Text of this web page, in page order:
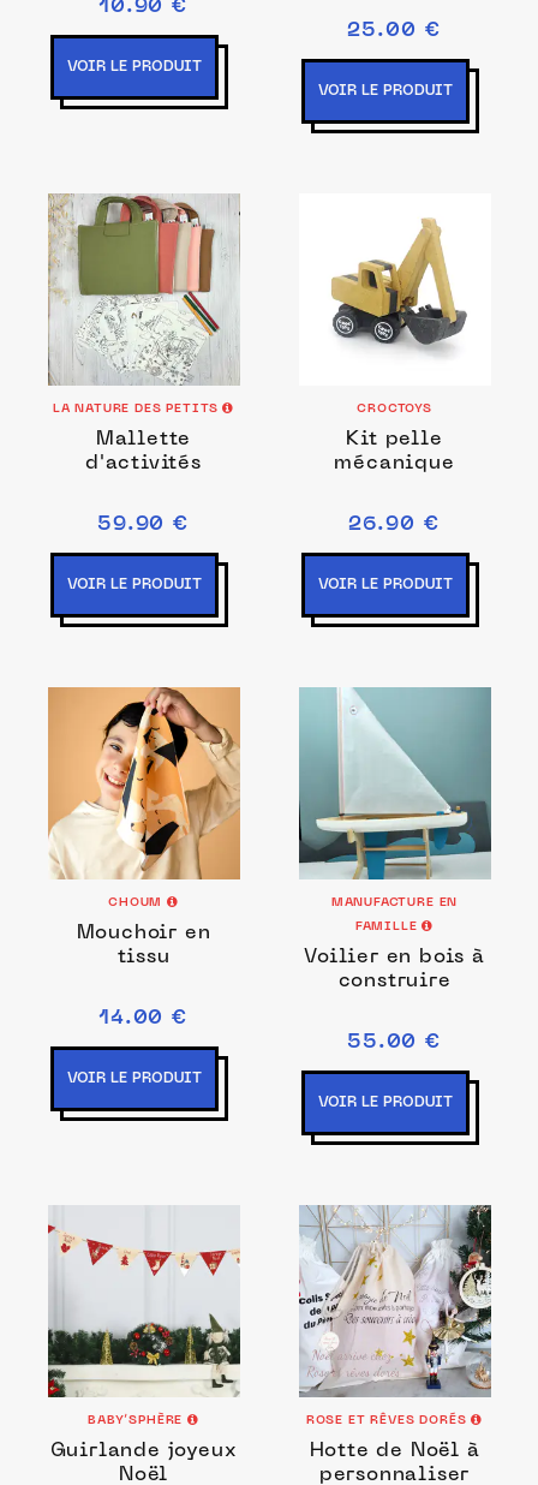
10.90 €
VOIR LE PRODUIT
25.00 €
VOIR LE PRODUIT
LA NATURE DES PETITS
Mallette
d'activités
59.90 €
VOIR LE PRODUIT
CROCTOYS
Kit pelle
mécanique
26.90 €
VOIR LE PRODUIT
CHOUM
Mouchoir en
tissu
14.00 €
VOIR LE PRODUIT
MANUFACTURE EN
FAMILLE
Voilier en bois à
construire
55.00 €
VOIR LE PRODUIT
BABY’SPHÈRE
Guirlande joyeux
Noël
ROSE ET RÊVES DORÉS
Hotte de Noël à
personnaliser